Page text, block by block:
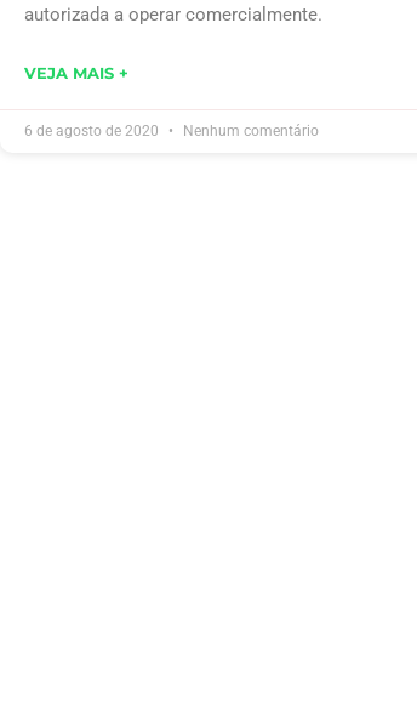
autorizada a operar comercialmente.
VEJA MAIS +
6 de agosto de 2020 Nenhum comentário